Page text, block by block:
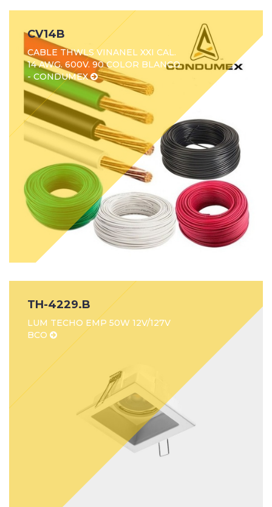
CV14B
CABLE THWLS VINANEL XXI CAL.
14 AWG. 600V. 90 COLOR BLANCO
- CONDUMEX
TH-4229.B
LUM TECHO EMP 50W 12V/127V
BCO